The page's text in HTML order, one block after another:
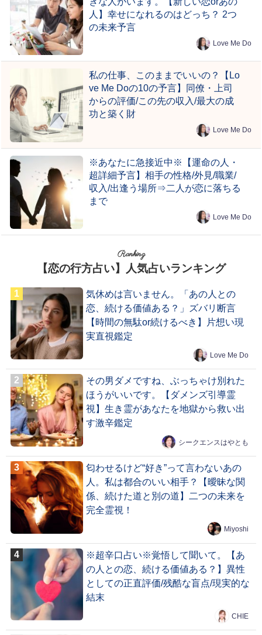
人】幸せになれるのはどっち？ 2つ
の未来予言
Love Me Do
私の仕事、このままでいいの？【Lo
ve Me Doの10の予言】同僚・上司
からの評価/この先の収入/最大の成
功と築く財
Love Me Do
※あなたに急接近中※【運命の人・
超詳細予言】相手の性格/外見/職業/
収入/出逢う場所⇒二人が恋に落ちる
まで
Love Me Do
Ranking
【恋の行方占い】人気占いランキング
気休めは言いません。「あの人との
恋、続ける価値ある？」ズバリ断言
【時間の無駄or続けるべき】片想い現
実直視鑑定
Love Me Do
その男ダメですね、ぶっちゃけ別れた
ほうがいいです。【ダメンズ引導霊
視】生き霊があなたを地獄から救い出
す激辛鑑定
シークエンスはやとも
匂わせるけど“好き”って言わないあの
人。私は都合のいい相手？【曖昧な関
係、続けた道と別の道】二つの未来を
完全霊視！
Miyoshi
※超辛口占い※覚悟して聞いて。【あ
の人との恋、続ける価値ある？】異性
としての正直評価/残酷な盲点/現実的な
結末
CHIE